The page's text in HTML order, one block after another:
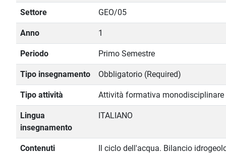
Settore GEO/05
Anno 1
Periodo Primo Semestre
Tipo insegnamento Obbligatorio (Required)
Tipo attività Attività formativa monodisciplinare
Lingua
insegnamento
ITALIANO
Contenuti
Il ciclo dell'acqua. Bilancio